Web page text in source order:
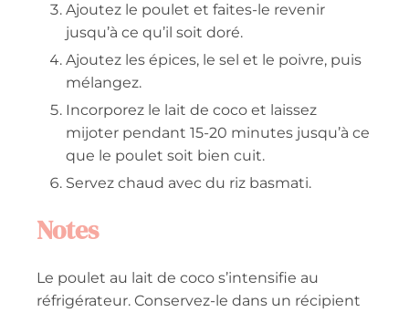
Ajoutez le poulet et faites-le revenir
jusqu’à ce qu’il soit doré.
Ajoutez les épices, le sel et le poivre, puis
mélangez.
Incorporez le lait de coco et laissez
mijoter pendant 15-20 minutes jusqu’à ce
que le poulet soit bien cuit.
Servez chaud avec du riz basmati.
Notes
Le poulet au lait de coco s’intensifie au
réfrigérateur. Conservez-le dans un récipient